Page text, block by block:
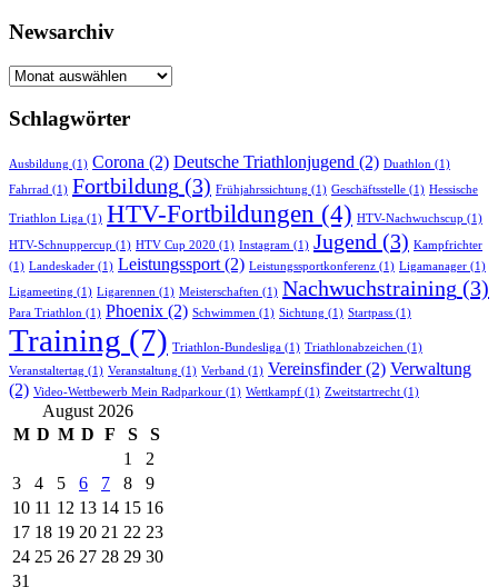
Newsarchiv
Newsarchiv
Schlagwörter
Ausbildung (1) Corona (2) Deutsche Triathlonjugend (2) Duathlon (1)
Fahrrad (1) Fortbildung (3) Frühjahrssichtung (1) Geschäftsstelle (1) Hessische
Triathlon Liga (1) HTV-Fortbildungen (4) HTV-Nachwuchscup (1)
HTV-Schnuppercup (1) HTV Cup 2020 (1) Instagram (1) Jugend (3) Kampfrichter
(1) Landeskader (1) Leistungssport(2) Leistungssportkonferenz (1) Ligamanager (1)
Ligameeting (1) Ligarennen (1) Meisterschaften (1) Nachwuchstraining (3)
Para Triathlon (1) Phoenix (2) Schwimmen (1) Sichtung (1) Startpass (1)
Training (7) Triathlon-Bundesliga (1) Triathlonabzeichen (1)
Veranstaltertag (1) Veranstaltung (1) Verband (1) Vereinsfinder(2) Verwaltung
(2) Video-Wettbewerb Mein Radparkour (1) Wettkampf (1) Zweitstartrecht (1)
August 2026
M D M D F S
S
1
2
3
4 5 6 7 8
9
10 11 12 13 14 15 16
17 18 19 20 21 22 23
24 25 26 27 28 29 30
31